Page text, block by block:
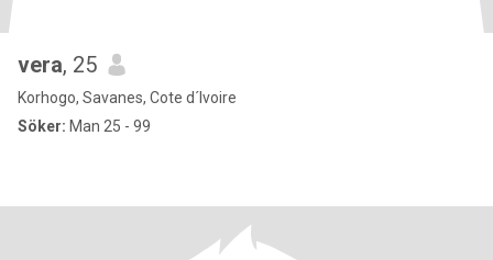
vera, 25
Korhogo, Savanes, Cote d´Ivoire
Söker: Man 25 - 99